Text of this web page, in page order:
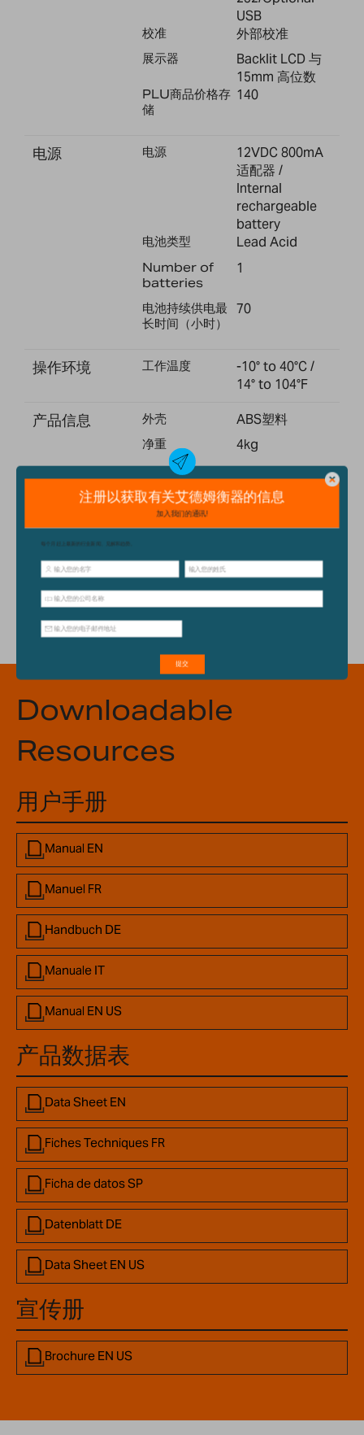
USB
校准 外部校准
展示器
Backlit LCD 与
15mm 高位数
PLU商品价格存
储
140
电源 电源
12VDC 800mA
适配器 /
Internal
rechargeable
battery
电池类型 Lead Acid
Number of
batteries
1
电池持续供电最
长时间（小时）
70
操作环境 工作温度
-10° to 40°C /
14° to 104°F
产品信息 外壳 ABS塑料
净重 4kg
外形尺寸
315x355x120m
m
WARNING: California Residents -
Downloadable
Resources
宣传册
Brochure EN US
用户手册
Manual EN
Manuel FR
Handbuch DE
Manuale IT
Manual EN US
产品数据表
Data Sheet EN
Fiches Techniques FR
Ficha de datos SP
Datenblatt DE
Data Sheet EN US